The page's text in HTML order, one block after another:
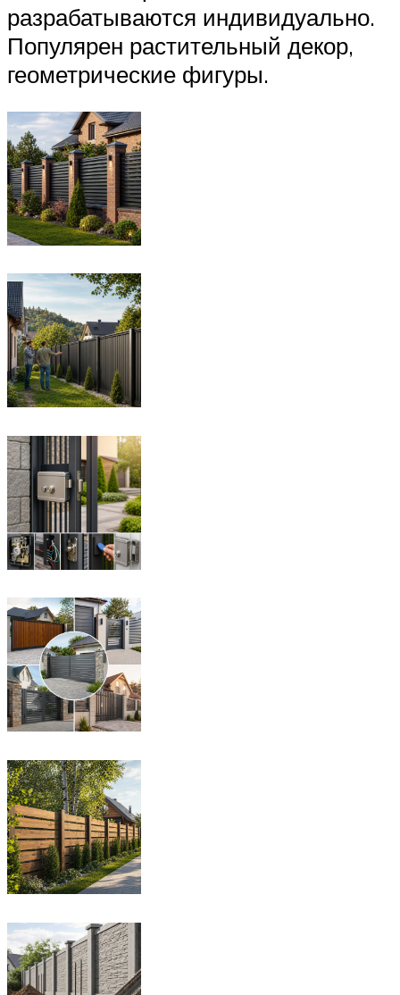
разрабатываются индивидуально.
Популярен растительный декор,
геометрические фигуры.